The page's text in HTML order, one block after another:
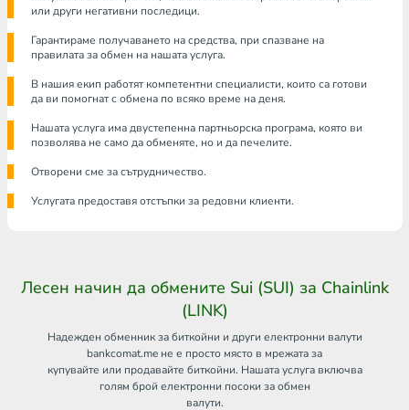
или други негативни последици.
Гарантираме получаването на средства, при спазване на
правилата за обмен на нашата услуга.
В нашия екип работят компетентни специалисти, които са готови
да ви помогнат с обмена по всяко време на деня.
Нашата услуга има двустепенна партньорска програма, която ви
позволява не само да обменяте, но и да печелите.
Отворени сме за сътрудничество.
Услугата предоставя отстъпки за редовни клиенти.
Лесен начин да обмените Sui (SUI) за Chainlink
(LINK)
Надежден обменник за биткойни и други електронни валути
bankcomat.me не е просто място в мрежата за
купувайте или продавайте биткойни. Нашата услуга включва
голям брой електронни посоки за обмен
валути.